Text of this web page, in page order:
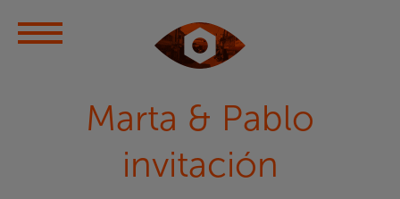
Marta & Pablo
invitación